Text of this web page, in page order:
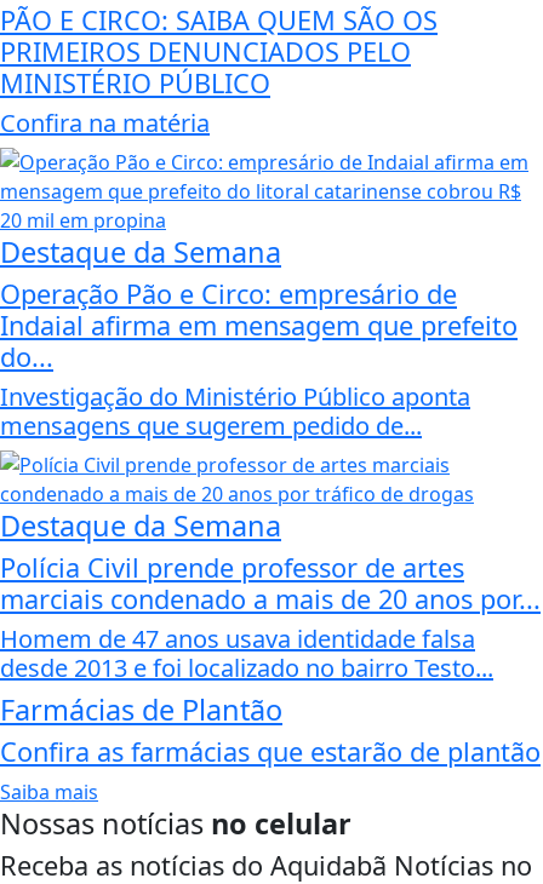
PÃO E CIRCO: SAIBA QUEM SÃO OS
PRIMEIROS DENUNCIADOS PELO
MINISTÉRIO PÚBLICO
Confira na matéria
Destaque da Semana
Operação Pão e Circo: empresário de
Indaial afirma em mensagem que prefeito
do...
Investigação do Ministério Público aponta
mensagens que sugerem pedido de...
Destaque da Semana
Polícia Civil prende professor de artes
marciais condenado a mais de 20 anos por...
Homem de 47 anos usava identidade falsa
desde 2013 e foi localizado no bairro Testo...
Farmácias de Plantão
Confira as farmácias que estarão de plantão
Saiba mais
Nossas notícias no celular
Receba as notícias do Aquidabã Notícias no